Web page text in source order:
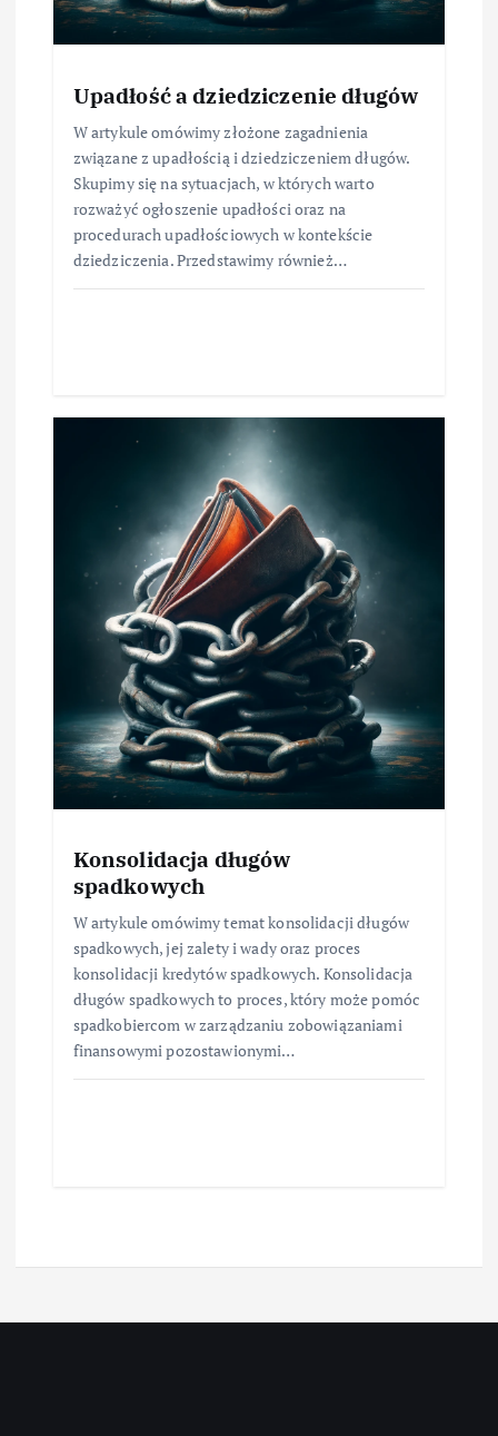
Upadłość a dziedziczenie długów
W artykule omówimy złożone zagadnienia
związane z upadłością i dziedziczeniem długów.
Skupimy się na sytuacjach, w których warto
rozważyć ogłoszenie upadłości oraz na
procedurach upadłościowych w kontekście
dziedziczenia. Przedstawimy również…
Konsolidacja długów
spadkowych
W artykule omówimy temat konsolidacji długów
spadkowych, jej zalety i wady oraz proces
konsolidacji kredytów spadkowych. Konsolidacja
długów spadkowych to proces, który może pomóc
spadkobiercom w zarządzaniu zobowiązaniami
finansowymi pozostawionymi…